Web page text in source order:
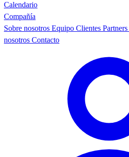
Calendario
Compañía
Sobre nosotros Equipo Clientes Partners
nosotros Contacto